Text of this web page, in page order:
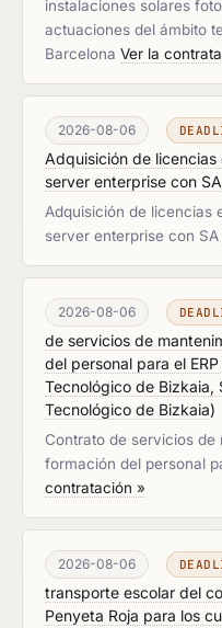
instalaciones solares
actuaciones del ámbito
Barcelona Ver la
2026-08-06
Adquisición de
server enterprise con SA
Adquisición de licencias
server enterprise con SA
2026-08-06
de servicios de
del personal para el ERP
Tecnológico de Bizkaia,
Tecnológico de Bizkaia)
Contrato de servicios de
formación del personal
contratación »
2026-08-06
transporte escolar del
Penyeta Roja para los